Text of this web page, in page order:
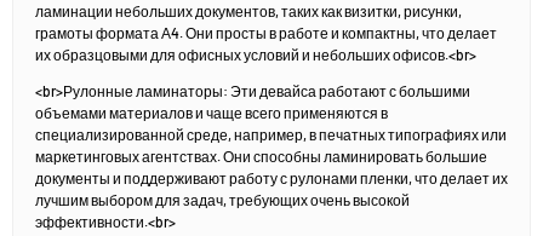
ламинации небольших документов, таких как визитки, рисунки,
грамоты формата Α4. Они просты в работе и компактны, что делает
их образцовыми для офисных условий и небольших офисов.<br>
<br>Рулонные ламинаторы: Эти девайса работают с большими
объемами материалов и чаще всего применяются в
специализированной среде, например, в печатных типографиях или
маркетинговых агентствах. Они способны ламинировать большие
документы и поддерживают работу с рулонами пленки, что делает их
лучшим выбором для задач, требующих очень высокой
эффективности.<br>